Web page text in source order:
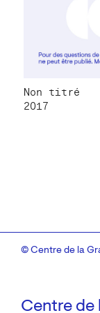
Non titré
2017
Centre de
© Centre de la